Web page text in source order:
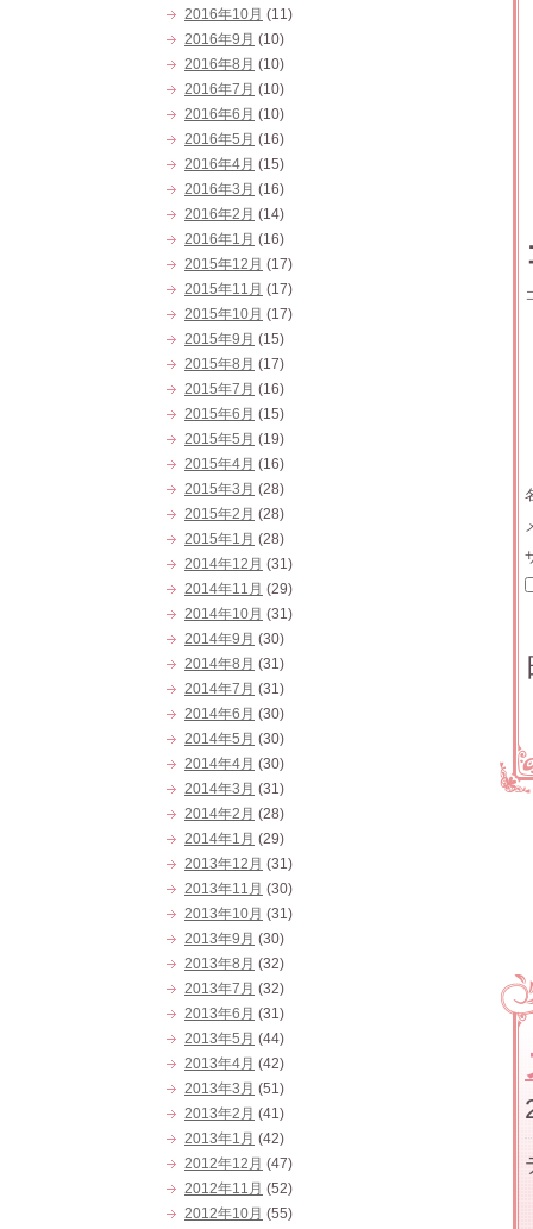
2016年10月 (11)
2016年9月 (10)
2016年8月 (10)
2016年7月 (10)
2016年6月 (10)
2016年5月 (16)
2016年4月 (15)
2016年3月 (16)
2016年2月 (14)
2016年1月 (16)
2015年12月 (17)
2015年11月 (17)
2015年10月 (17)
2015年9月 (15)
2015年8月 (17)
2015年7月 (16)
2015年6月 (15)
2015年5月 (19)
2015年4月 (16)
2015年3月 (28)
2015年2月 (28)
2015年1月 (28)
2014年12月 (31)
2014年11月 (29)
2014年10月 (31)
2014年9月 (30)
2014年8月 (31)
2014年7月 (31)
2014年6月 (30)
2014年5月 (30)
2014年4月 (30)
2014年3月 (31)
2014年2月 (28)
2014年1月 (29)
2013年12月 (31)
2013年11月 (30)
2013年10月 (31)
2013年9月 (30)
2013年8月 (32)
2013年7月 (32)
2013年6月 (31)
2013年5月 (44)
2013年4月 (42)
2013年3月 (51)
2013年2月 (41)
2013年1月 (42)
2012年12月 (47)
2012年11月 (52)
2012年10月 (55)